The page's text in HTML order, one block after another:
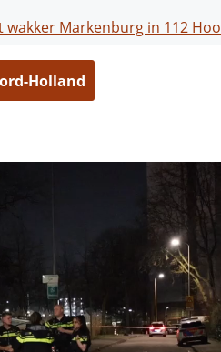
Markenburg in 112
Holland